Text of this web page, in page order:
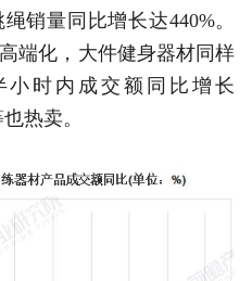
销量同比增长达440%。
端化，大件健身器材同样
时内成交额同比增长
热卖。